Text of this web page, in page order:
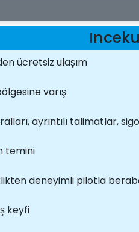
ücretsiz ulaşım
varış
ayrıntılı talimatlar,
temini
deneyimli pilotla
keyfi